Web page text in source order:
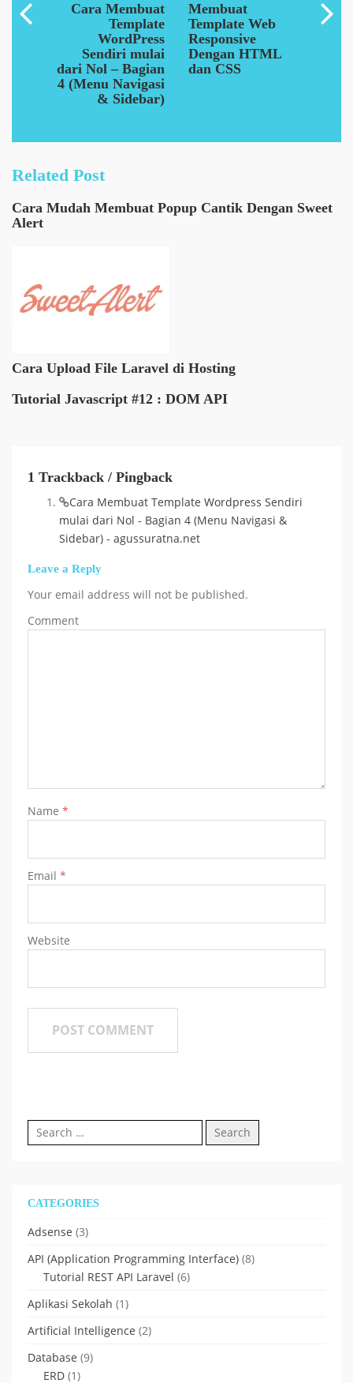
Cara Membuat
Template
WordPress
Sendiri mulai
dari Nol – Bagian
4 (Menu Navigasi
& Sidebar)
Membuat
Template Web
Responsive
Dengan HTML
dan CSS
Related Post
Cara Mudah Membuat Popup Cantik Dengan Sweet
Alert
Cara Upload File Laravel di Hosting
Tutorial Javascript #12 : DOM API
1 Trackback / Pingback
Cara Membuat Template Wordpress Sendiri
mulai dari Nol - Bagian 4 (Menu Navigasi &
Sidebar) - agussuratna.net
Leave a Reply
Your email address will not be published.
Comment
Name *
Email *
Website
Search
for:
CATEGORIES
Adsense (3)
API (Application Programming Interface) (8)
Tutorial REST API Laravel (6)
Aplikasi Sekolah (1)
Artificial Intelligence (2)
Database (9)
ERD (1)